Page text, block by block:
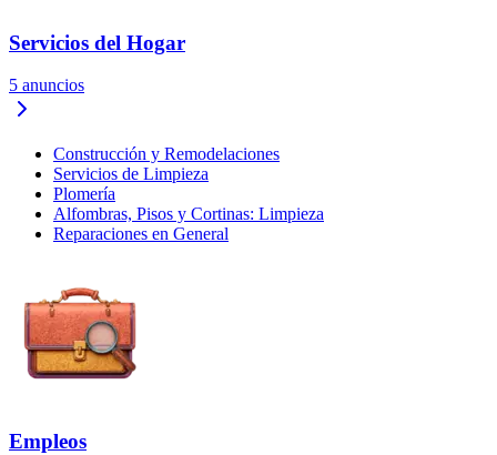
Servicios del Hogar
5 anuncios
Construcción y Remodelaciones
Servicios de Limpieza
Plomería
Alfombras, Pisos y Cortinas: Limpieza
Reparaciones en General
Empleos